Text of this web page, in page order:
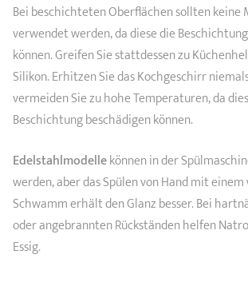
Bei beschichteten Oberflächen sollten
verwendet werden, da diese die
können. Greifen Sie stattdessen zu
Silikon. Erhitzen Sie das Kochgeschirr
vermeiden Sie zu hohe Temperaturen, da
Beschichtung beschädigen können.
Edelstahlmodellekönnen in der
werden, aber das Spülen von Hand mit
Schwamm erhält den Glanz besser. Bei
oder angebrannten Rückständen helfen
Essig.